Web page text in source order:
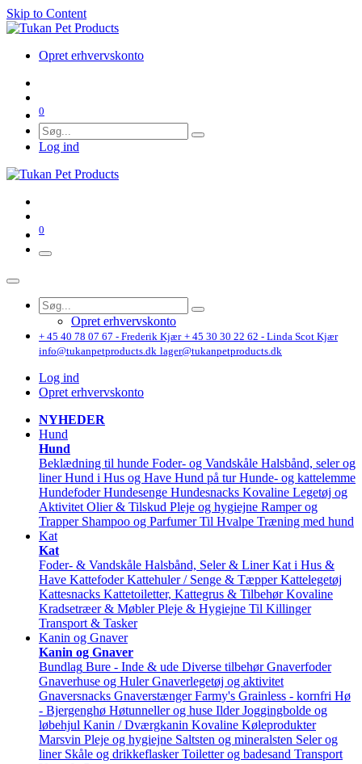
Skip to Content
Opret erhvervskonto
0
Log ind
0
Opret erhvervskonto
+ 45 40 78 07 67 - Frederik Kjær + 45 30 30 22 62 - Linda Scot Kjær
info@tukanpetproducts.dk lager@tukanpetproducts.dk
Log ind
Opret erhvervskonto
NYHEDER
Hund
Hund
Beklædning til hunde Foder- og Vandskåle Halsbånd, seler og
liner Hund i Hus og Have Hund på tur Hunde- og kattelemme
Hundefoder Hundesenge Hundesnacks Kovaline Legetøj og
Aktivitet Olier & Tilskud Pleje og hygiejne Ramper og
Trapper Shampoo og Parfumer Til Hvalpe Træning med hund
Kat
Kat
Foder- & Vandskåle Halsbånd, Seler & Liner Kat i Hus &
Have Kattefoder Kattehuler / Senge & Tæpper Kattelegetøj
Kattesnacks Kattetoiletter, Kattegrus & Tilbehør Kovaline
Kradsetræer & Møbler Pleje & Hygiejne Til Killinger
Transport & Tasker
Kanin og Gnaver
Kanin og Gnaver
Bundlag Bure - Inde & ude Diverse tilbehør Gnaverfoder
Gnaverhuse og Huler Gnaverlegetøj og aktivitet
Gnaversnacks Gnaverstænger Farmy's Grainless - kornfri Hø
- Bjergenghø Høtunneller og huse Ilder Joggingbolde og
løbehjul Kanin / Dværgkanin Kovaline Køleprodukter
Marsvin Pleje og hygiejne Saltsten og mineralsten Seler og
liner Skåle og drikkeflasker Toiletter og badesand Transport